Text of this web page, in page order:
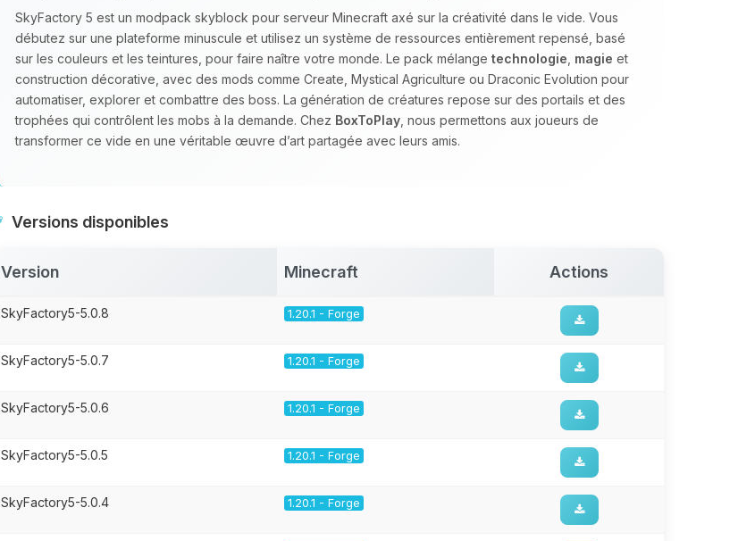
SkyFactory 5 est un modpack skyblock pour serveur Minecraft axé sur la créativité dans le vide. Vous
débutez sur une plateforme minuscule et utilisez un système de ressources entièrement repensé, basé
sur les couleurs et les teintures, pour faire naître votre monde. Le pack mélange technologie magie et
construction décorative, avec des mods comme Create, Mystical Agriculture ou Draconic Evolution pour
automatiser, explorer et combattre des boss. La génération de créatures repose sur des portails et des
trophées qui contrôlent les mobs à la demande. Chez BoxToPlay , nous permettons aux joueurs de
transformer ce vide en une véritable œuvre d’art partagée avec leurs amis.
Versions disponibles
Version Minecraft Actions
SkyFactory5-5.0.8 1.20.1 - Forge
SkyFactory5-5.0.7 1.20.1 - Forge
SkyFactory5-5.0.6 1.20.1 - Forge
SkyFactory5-5.0.5 1.20.1 - Forge
SkyFactory5-5.0.4 1.20.1 - Forge